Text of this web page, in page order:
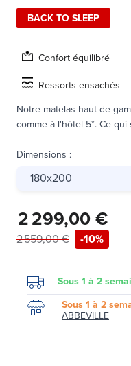
BACK TO SLEEP
Confort équilibré
Ressorts ensachés
Notre matelas haut de
comme à l'hôtel 5*. Ce
Dimensions :
180x200
2 299,00 €
2 559,00 € -10%
Sous 1 à 2
Sous 1 à 2
ABBEVILLE